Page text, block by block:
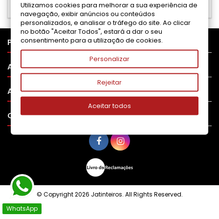
PRODUTOS
APOIO AO CLIENTE 
A SUA CONTA 
CONTATO 
WhatsApp
© Copyright 2026 Jatinteiros. All Rights Reserved.
Utilizamos cookies para melhorar a sua experiência de
navegação, exibir anúncios ou conteúdos
personalizados, e analisar o tráfego do site. Ao clicar
no botão "Aceitar Todos", estará a dar o seu
consentimento para a utilização de cookies.
Personalizar
Rejeitar
Aceitar todos